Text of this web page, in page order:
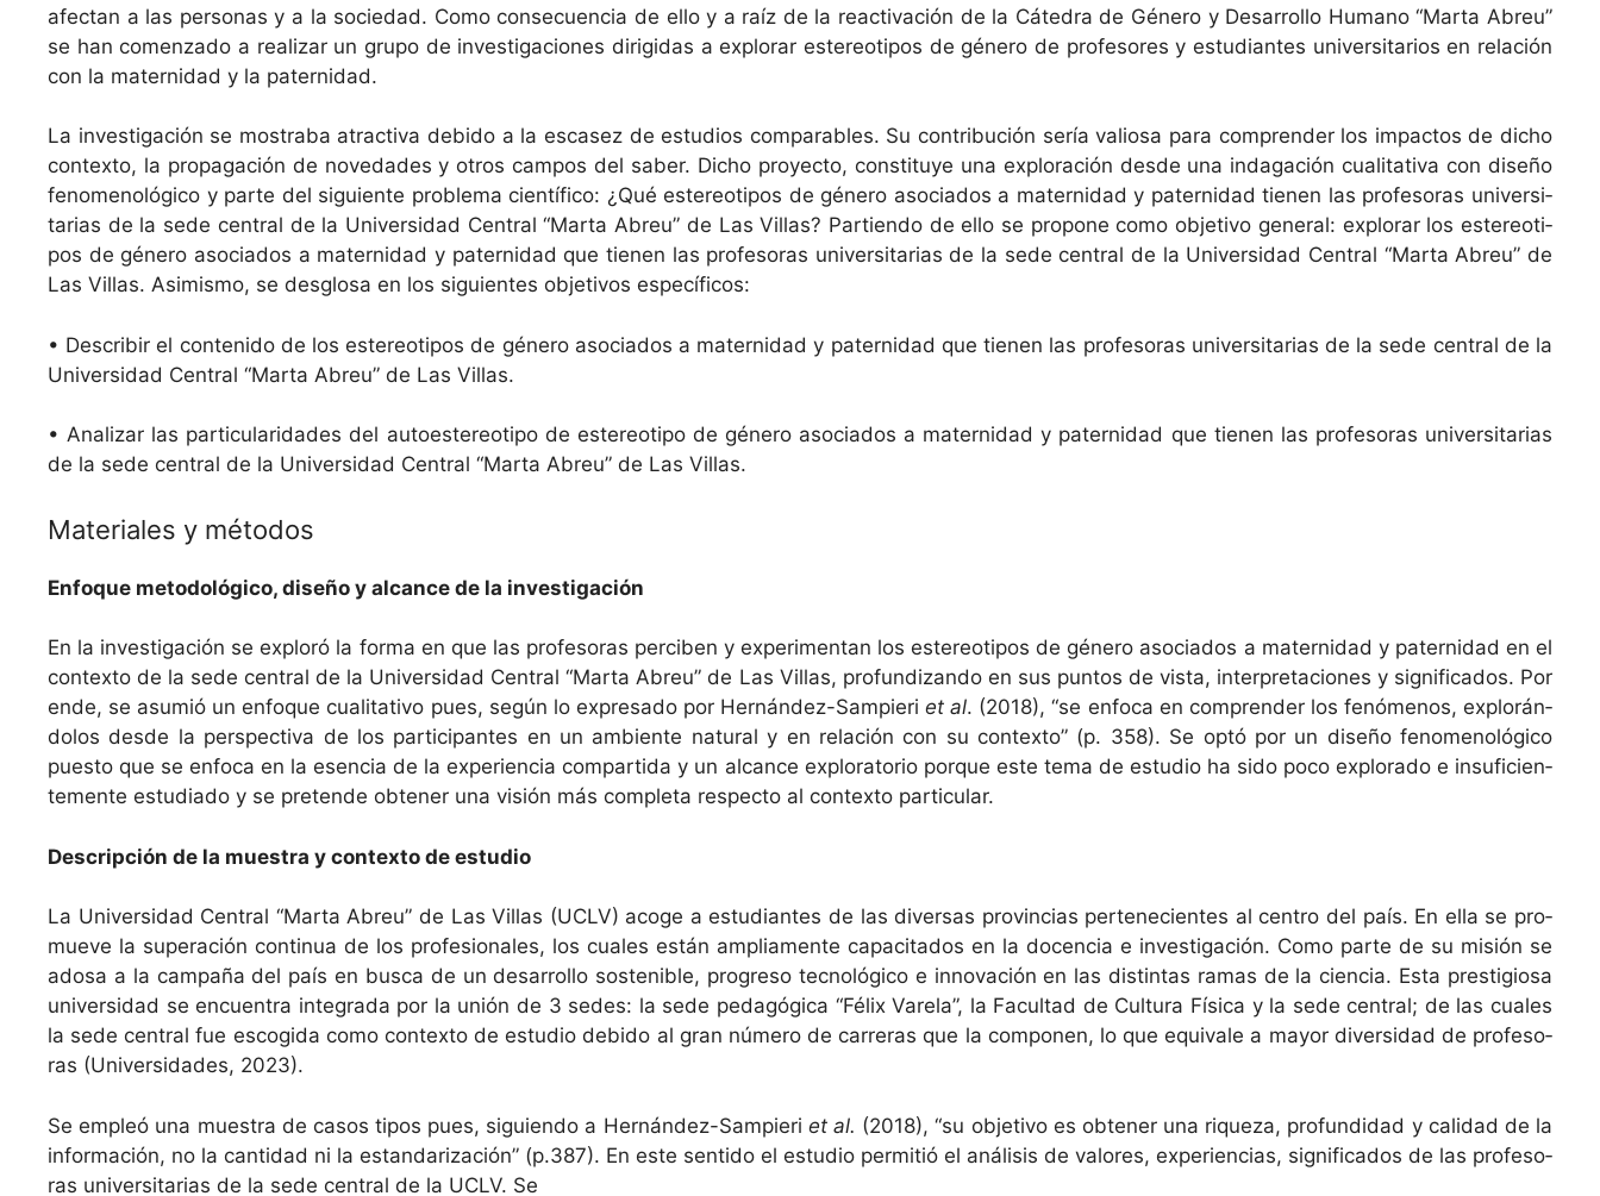
afectan a las per­sonas y a la sociedad. Como con­se­cuen­cia de ello y a raíz de la reac­ti­vación de la Cát­e­dra de Género y Desar­rol­lo Humano “Mar­ta Abreu”
se han comen­za­do a realizar un grupo de inves­ti­ga­ciones dirigi­das a explo­rar estereoti­pos de género de pro­fe­sores y estu­di­antes uni­ver­si­tar­ios en relación
con la mater­nidad y la paternidad.
La inves­ti­gación se mostra­ba atrac­ti­va debido a la escasez de estu­dios com­pa­ra­bles. Su con­tribu­ción sería valiosa para com­pren­der los impactos de dicho
con­tex­to, la propa­gación de novedades y otros cam­pos del saber. Dicho proyec­to, con­sti­tuye una explo­ración des­de una inda­gación cual­i­ta­ti­va con dis­eño
fenom­e­nológi­co y parte del sigu­iente prob­le­ma cien­tí­fi­co: ¿Qué estereoti­pos de género aso­ci­a­dos a mater­nidad y pater­nidad tienen las pro­fe­so­ras uni­ver­si­
tarias de la sede cen­tral de la Uni­ver­si­dad Cen­tral “Mar­ta Abreu” de Las Vil­las? Par­tien­do de ello se pro­pone como obje­ti­vo gen­er­al: explo­rar los estereoti­
pos de género aso­ci­a­dos a mater­nidad y pater­nidad que tienen las pro­fe­so­ras uni­ver­si­tarias de la sede cen­tral de la Uni­ver­si­dad Cen­tral “Mar­ta Abreu” de
Las Vil­las. Asimis­mo, se des­glosa en los sigu­ientes obje­tivos específicos:
• Describir el con­tenido de los estereoti­pos de género aso­ci­a­dos a mater­nidad y pater­nidad que tienen las pro­fe­so­ras uni­ver­si­tarias de la sede cen­tral de la
Uni­ver­si­dad Cen­tral “Mar­ta Abreu” de Las Villas.
• Analizar las par­tic­u­lar­i­dades del autoestereotipo de estereotipo de género aso­ci­a­dos a mater­nidad y pater­nidad que tienen las pro­fe­so­ras uni­ver­si­tarias
de la sede cen­tral de la Uni­ver­si­dad Cen­tral “Mar­ta Abreu” de Las Villas.
Materiales y métodos
Enfoque metodológi­co, dis­eño y alcance de la investigación
En la inves­ti­gación se exploró la for­ma en que las pro­fe­so­ras perciben y exper­i­men­tan los estereoti­pos de género aso­ci­a­dos a mater­nidad y pater­nidad en el
con­tex­to de la sede cen­tral de la Uni­ver­si­dad Cen­tral “Mar­ta Abreu” de Las Vil­las, pro­fun­dizan­do en sus pun­tos de vista, inter­preta­ciones y sig­nifi­ca­dos. Por
ende, se asum­ió un enfoque cual­i­ta­ti­vo pues, según lo expre­sa­do por Hernán­dez-Sampieriet al. (2018), “se enfo­ca en com­pren­der los fenó­menos, explorán­
do­los des­de la per­spec­ti­va de los par­tic­i­pantes en un ambi­ente nat­ur­al y en relación con su con­tex­to” (p. 358). Se optó por un dis­eño fenom­e­nológi­co
puesto que se enfo­ca en la esen­cia de la expe­ri­en­cia com­par­ti­da y un alcance explorato­rio porque este tema de estu­dio ha sido poco explo­rado e insu­fi­cien­
te­mente estu­di­a­do y se pre­tende obten­er una visión más com­ple­ta respec­to al con­tex­to particular.
Descrip­ción de la mues­tra y con­tex­to de estudio
La Uni­ver­si­dad Cen­tral “Mar­ta Abreu” de Las Vil­las (UCLV) acoge a estu­di­antes de las diver­sas provin­cias pertenecientes al cen­tro del país. En ella se pro­
mueve la superación con­tin­ua de los pro­fe­sion­ales, los cuales están ampli­a­mente capac­i­ta­dos en la docen­cia e inves­ti­gación. Como parte de su mis­ión se
adosa a la cam­paña del país en bus­ca de un desar­rol­lo sostenible, pro­gre­so tec­nológi­co e inno­vación en las dis­tin­tas ramas de la cien­cia. Esta pres­ti­giosa
uni­ver­si­dad se encuen­tra integra­da por la unión de 3 sedes: la sede pedagóg­i­ca “Félix Varela”, la Fac­ul­tad de Cul­tura Físi­ca y la sede cen­tral; de las cuales
la sede cen­tral fue escogi­da como con­tex­to de estu­dio debido al gran número de car­reras que la com­po­nen, lo que equiv­ale a may­or diver­si­dad de pro­fe­so­
ras (Uni­ver­si­dades, 2023).
Se empleó una mues­tra de casos tipos pues, sigu­ien­do a Hernán­dez-Sampieri et al. (2018), “su obje­ti­vo es obten­er una riqueza, pro­fun­di­dad y cal­i­dad de la
infor­ma­ción, no la can­ti­dad ni la estandarización” (p.387). En este sen­ti­do el estu­dio per­mi­tió el análi­sis de val­ores, expe­ri­en­cias, sig­nifi­ca­dos de las pro­fe­so­
ras uni­ver­si­tarias de la sede cen­tral de la UCLV. Se